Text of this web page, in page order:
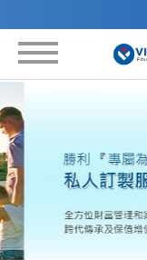
首頁
財富管理
信託
信貸
移民留學